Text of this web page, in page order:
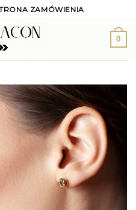
ZAMÓWIENIA
0